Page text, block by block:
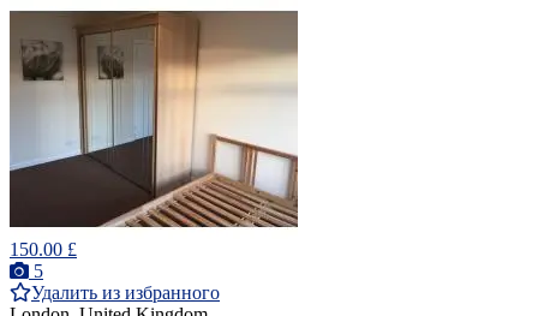
150.00 £
5
Удалить из избранного